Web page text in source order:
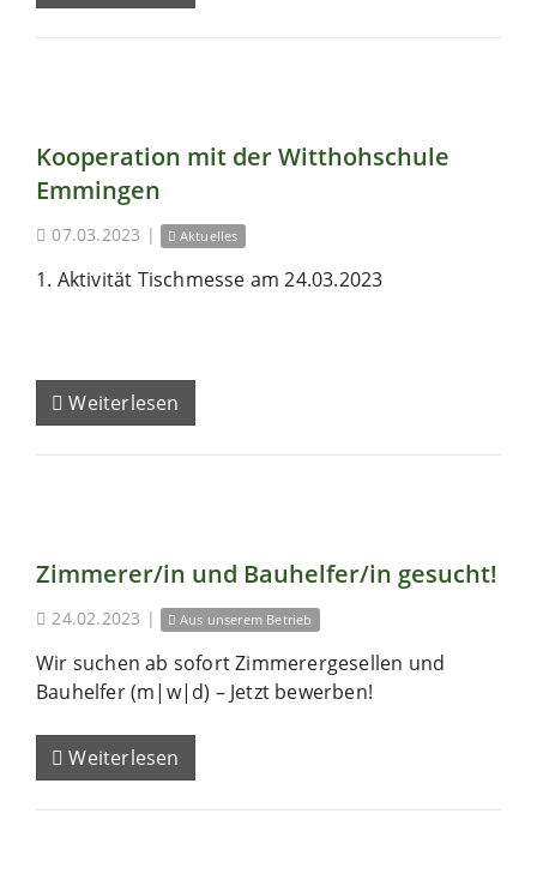
Kooperation mit der Witthohschule
Emmingen
07.03.2023 | Aktuelles
1. Aktivität Tischmesse am 24.03.2023
Weiterlesen
Zimmerer/in und Bauhelfer/in gesucht!
24.02.2023 | Aus unserem Betrieb
Wir suchen ab sofort Zimmerergesellen und
Bauhelfer (m|w|d) – Jetzt bewerben!
Weiterlesen